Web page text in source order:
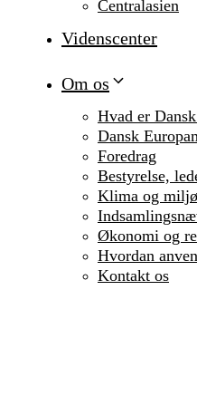
Centralasien
Videnscenter
Om os
Hvad er
Dansk
Foredrag
Bestyrelse,
Klima og miljø
Økonomi og
Hvordan
Kontakt os